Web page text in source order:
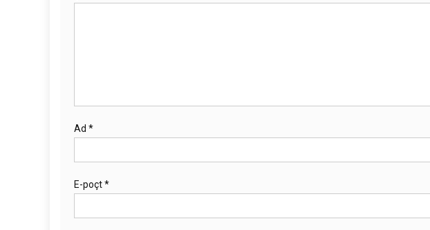
Ad *
E-poçt*